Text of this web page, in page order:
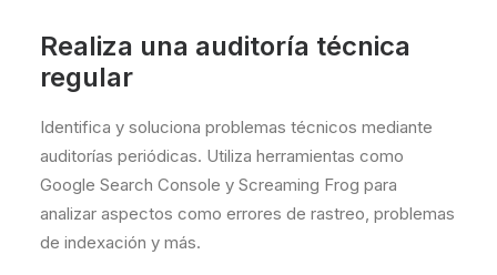
Realiza una auditoría técnica
regular
Identifica y soluciona problemas técnicos mediante
auditorías periódicas. Utiliza herramientas como
Google Search Console y Screaming Frog para
analizar aspectos como errores de rastreo, problemas
de indexación y más.